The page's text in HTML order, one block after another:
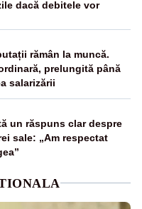
dacă debitele vor
rămân la muncă.
prelungită până
salarizării
un răspuns clar despre
sale: „Am respectat